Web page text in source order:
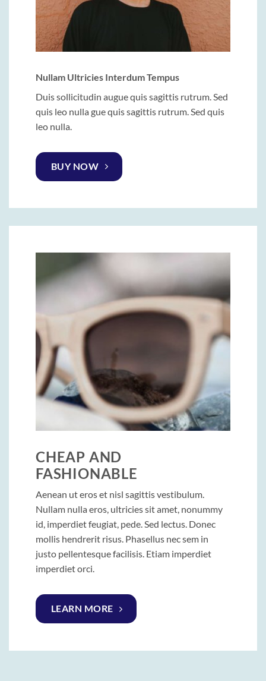
Nullam Ultricies Interdum Tempus
Duis sollicitudin augue quis sagittis rutrum. Sed
quis leo nulla gue quis sagittis rutrum. Sed quis
leo nulla.
BUY NOW
CHEAP AND
FASHIONABLE
Aenean ut eros et nisl sagittis vestibulum.
Nullam nulla eros, ultricies sit amet, nonummy
id, imperdiet feugiat, pede. Sed lectus. Donec
mollis hendrerit risus. Phasellus nec sem in
justo pellentesque facilisis. Etiam imperdiet
imperdiet orci.
LEARN MORE